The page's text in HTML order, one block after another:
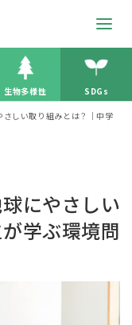
生物多様性 SDGs
しい取り組みとは？｜中学
にやさしい
学ぶ環境問